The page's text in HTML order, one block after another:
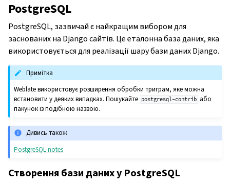
PostgreSQL
PostgreSQL, зазвичай є найкращим вибором для
заснованих на Django сайтів. Це еталонна база даних, яка
використовується для реалізації шару бази даних Django.
Примітка
Weblate використовує розширення обробки триграм, яке можна
встановити у деяких випадках. Пошукайте postgresql-contrib або
пакунок із подібною назвою.
Дивись також
PostgreSQL notes
Створення бази даних у PostgreSQL